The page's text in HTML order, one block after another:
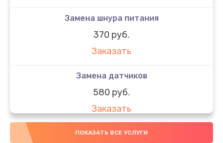
Замена шнура питания
370 руб.
Заказать
Замена датчиков
580 руб.
Заказать
Комплексная чистка
ПОКАЗАТЬ ВСЕ УСЛУГИ